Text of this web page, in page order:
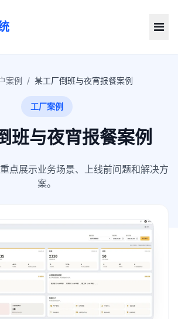
案例 / 某工厂倒班与夜宵报餐案例
工厂案例
班与夜宵报餐案例
点展示业务场景、上线前问题和解决方
案。